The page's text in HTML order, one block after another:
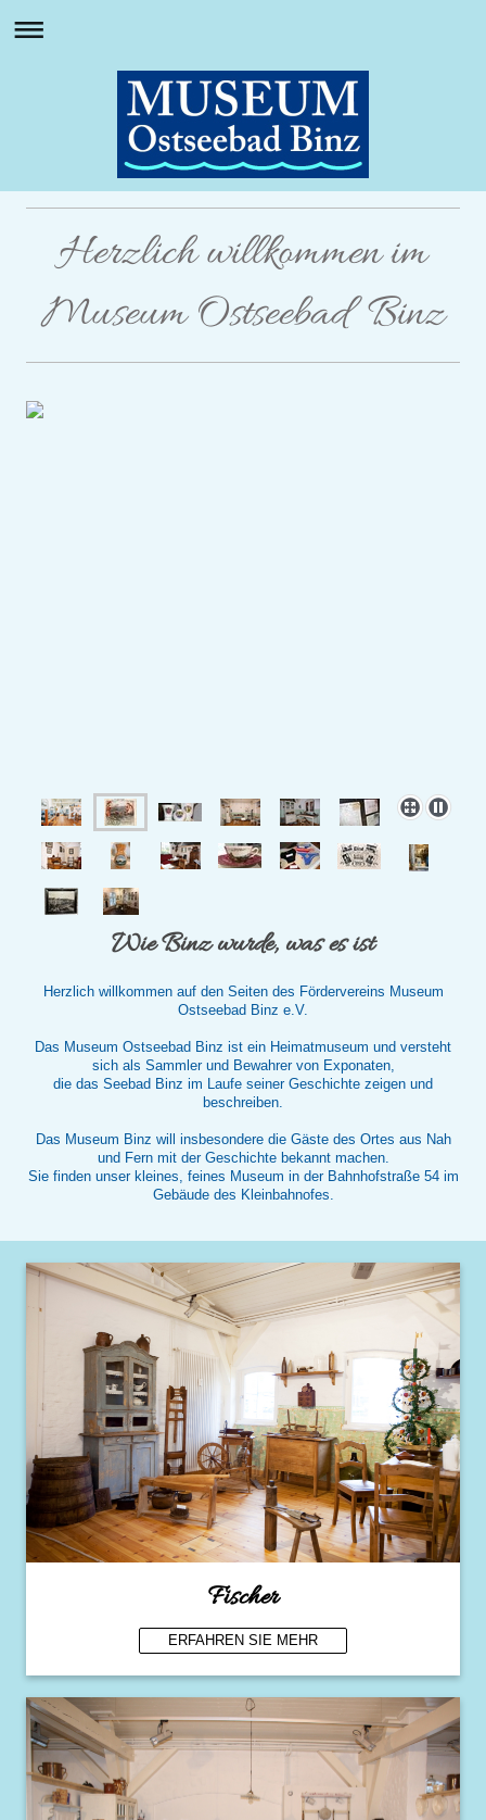
Herzlich willkommen im
Museum Ostseebad Binz
Wie Binz wurde, was es ist
Herzlich willkommen auf den Seiten des Fördervereins Museum
Ostseebad Binz e.V.
Das Museum Ostseebad Binz ist ein Heimatmuseum und versteht
sich als Sammler und Bewahrer von Exponaten,
die das Seebad Binz im Laufe seiner Geschichte zeigen und
beschreiben.
Das Museum Binz will insbesondere die Gäste des Ortes aus Nah
und Fern mit der Geschichte bekannt machen.
Sie finden unser kleines, feines Museum in der Bahnhofstraße 54 im
Gebäude des Kleinbahnofes.
Fischer
ERFAHREN SIE MEHR